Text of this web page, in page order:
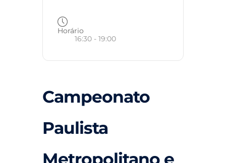
Horário
16:30 - 19:00
Campeonato
Paulista